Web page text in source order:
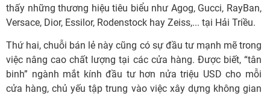
thấy những thương hiệu tiêu biểu như Agog, Gucci, RayBan,
Versace, Dior, Essilor, Rodenstock hay Zeiss,... tại Hải Triều.
Thứ hai, chuỗi bán lẻ này cũng có sự đầu tư mạnh mẽ trong
việc nâng cao chất lượng tại các cửa hàng. Được biết, “tân
binh” ngành mắt kính đầu tư hơn nửa triệu USD cho mỗi
cửa hàng, chủ yếu tập trung vào việc xây dựng không gian